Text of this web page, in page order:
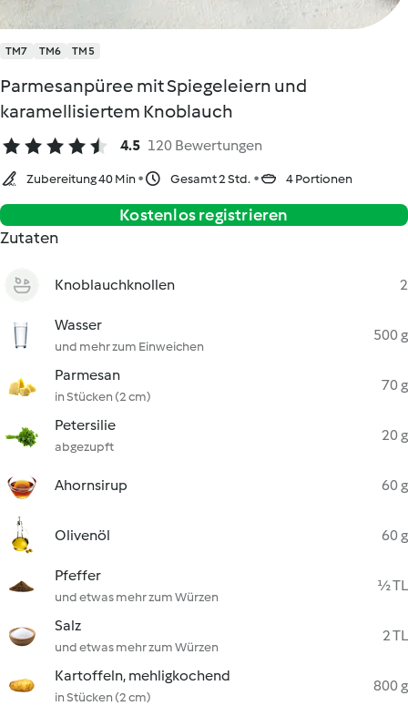
TM7 TM6 TM5
Parmesanpüree mit Spiegeleiern und
karamellisiertem Knoblauch
4.5 120 Bewertungen
Zubereitung 40 Min Gesamt 2 Std. 4 Portionen
Kostenlos registrieren
Zutaten
Knoblauchknollen 2
Wasser
und mehr zum Einweichen
500 g
Parmesan
in Stücken (2 cm)
70 g
Petersilie
abgezupft
20 g
Ahornsirup 60 g
Olivenöl 60 g
Pfeffer
und etwas mehr zum Würzen
½ TL
Salz
und etwas mehr zum Würzen
2 TL
Kartoffeln, mehligkochend
in Stücken (2 cm)
800 g